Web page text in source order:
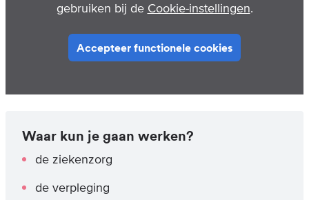
gebruiken bij de Cookie-instellingen.
Accepteer functionele cookies
Waar kun je gaan werken?
de ziekenzorg
de verpleging